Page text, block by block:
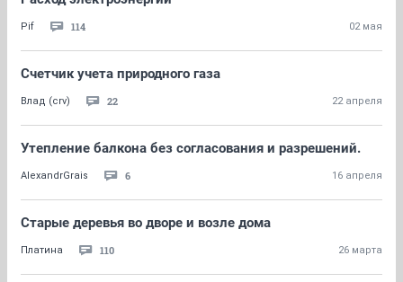
Pif 114 02 мая
Счетчик учета природного газа
Влад (crv) 22 22 апреля
Утепление балкона без согласования и разрешений.
AlexandrGrais 6 16 апреля
Старые деревья во дворе и возле дома
Платина 110 26 марта